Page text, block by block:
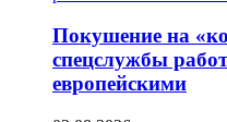
Покушение на
спецслужбы
европейскими